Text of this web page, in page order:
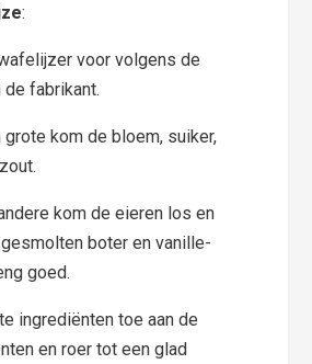
:
voor volgens de
fabrikant.
grote kom de bloem, suiker,
kom de eieren los en
boter en vanille-
goed.
ingrediënten toe aan de
en roer tot een glad